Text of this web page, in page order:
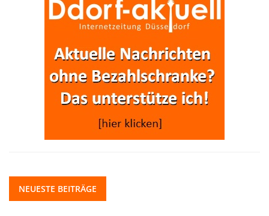
NEUESTE BEITRÄGE